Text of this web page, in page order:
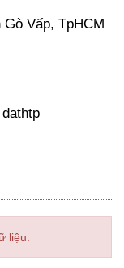
Vấp, TpHCM
liệu.